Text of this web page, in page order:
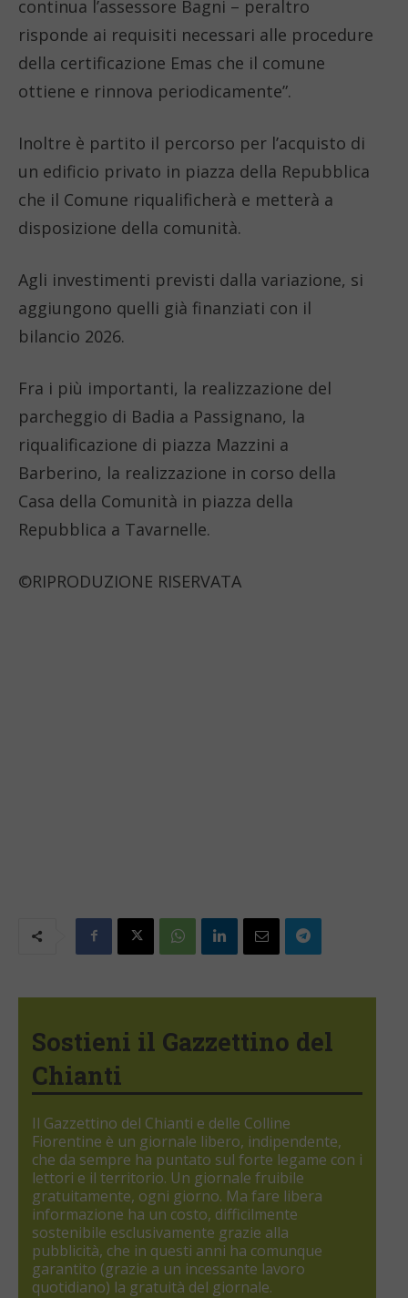
continua l’assessore Bagni – peraltro
risponde ai requisiti necessari alle procedure
della certificazione Emas che il comune
ottiene e rinnova periodicamente”.
Inoltre è partito il percorso per l’acquisto di
un edificio privato in piazza della Repubblica
che il Comune riqualificherà e metterà a
disposizione della comunità.
Agli investimenti previsti dalla variazione, si
aggiungono quelli già finanziati con il
bilancio 2026.
Fra i più importanti, la realizzazione del
parcheggio di Badia a Passignano, la
riqualificazione di piazza Mazzini a
Barberino, la realizzazione in corso della
Casa della Comunità in piazza della
Repubblica a Tavarnelle.
©RIPRODUZIONE RISERVATA
Sostieni il Gazzettino del
Chianti
Il Gazzettino del Chianti e delle Colline
Fiorentine è un giornale libero, indipendente,
che da sempre ha puntato sul forte legame con i
lettori e il territorio. Un giornale fruibile
gratuitamente, ogni giorno. Ma fare libera
informazione ha un costo, difficilmente
sostenibile esclusivamente grazie alla
pubblicità, che in questi anni ha comunque
garantito (grazie a un incessante lavoro
quotidiano) la gratuità del giornale.